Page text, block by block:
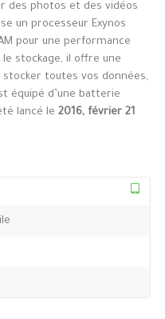
des photos et des vidéos
un processeur Exynos
pour une performance
stockage, il offre une
stocker toutes vos données,
équipé d’une batterie
lancé le 2016, février 21